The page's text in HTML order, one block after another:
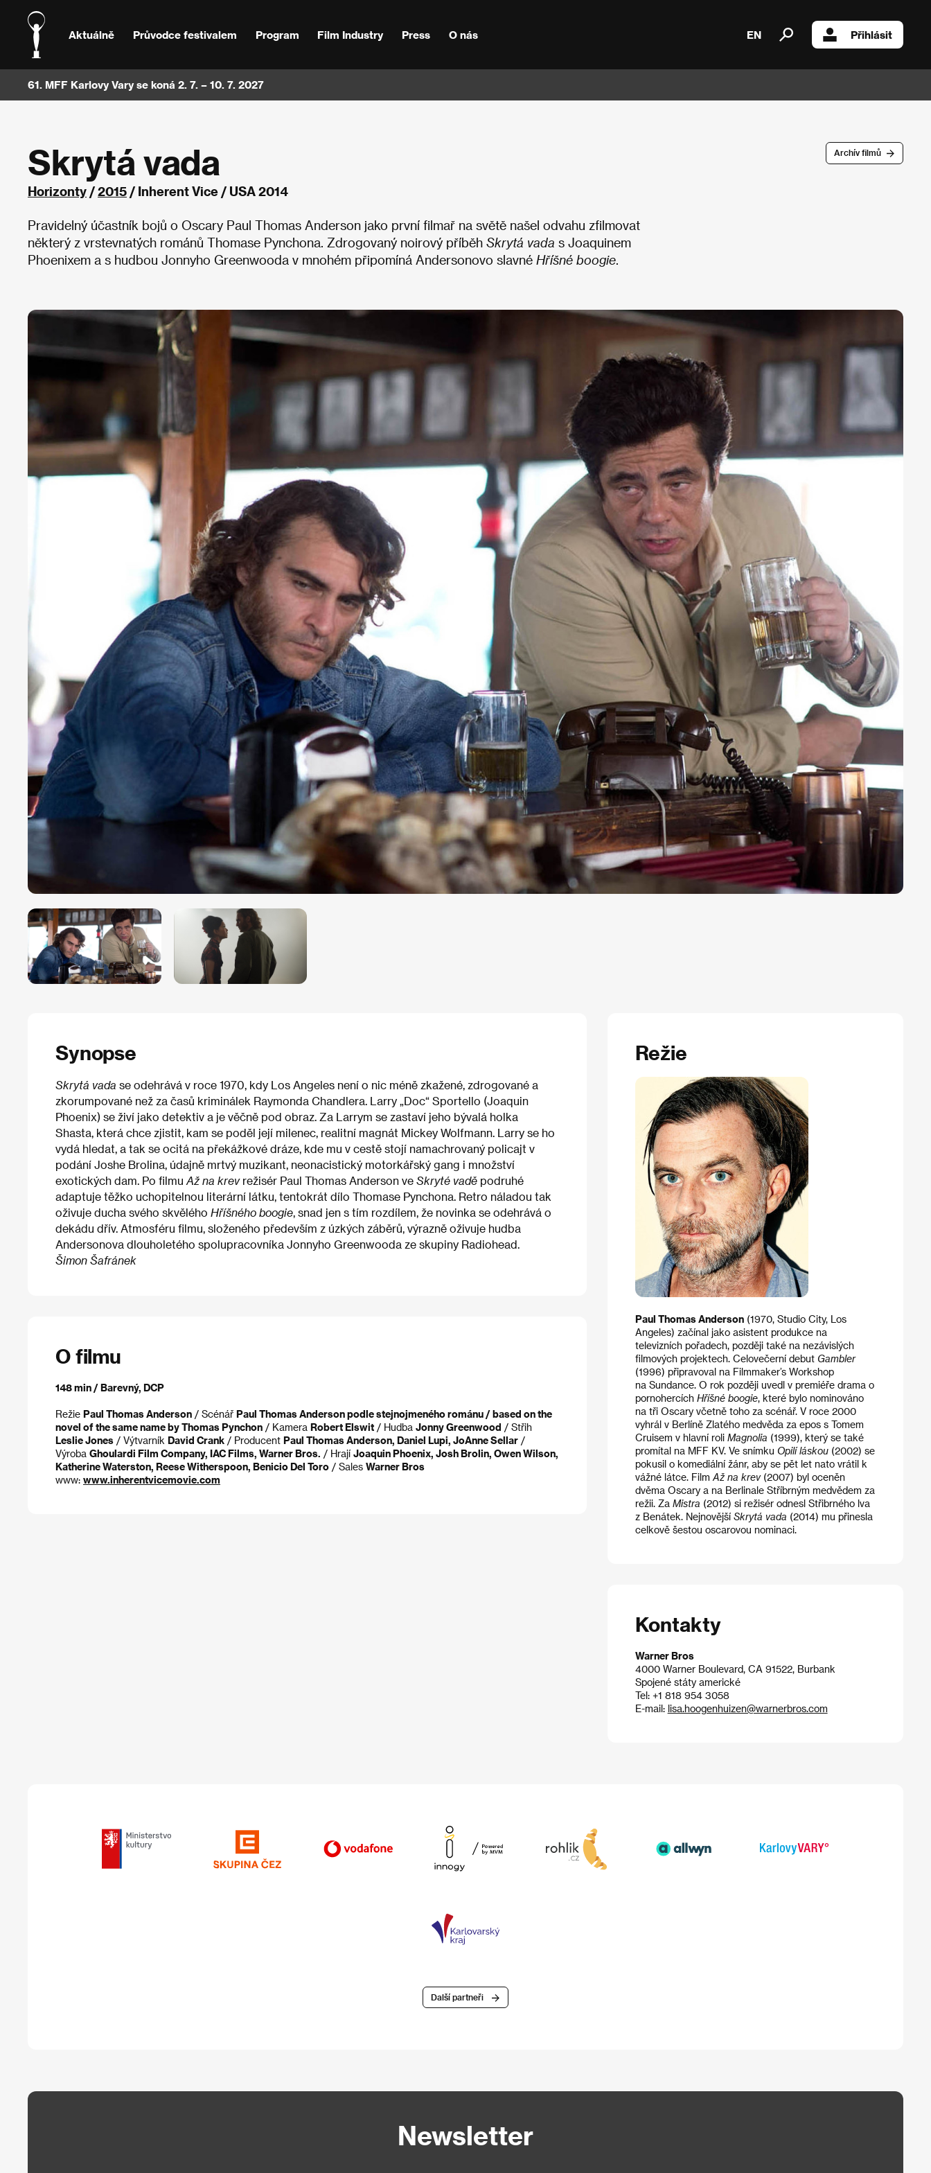
Aktuálně Průvodce festivalem Program Film Industry Press O nás EN Přihlásit
61. MFF Karlovy Vary se koná 2. 7. – 10. 7. 2027
Archív filmů
Skrytá vada
Horizonty /2015 / Inherent Vice / USA 2014
Pravidelný účastník bojů o Oscary Paul Thomas Anderson jako první filmař na světě našel odvahu zfilmovat
některý z vrstevnatých románů Thomase Pynchona. Zdrogovaný noirový příběh Skrytá vada s Joaquinem
Phoenixem a s hudbou Jonnyho Greenwooda v mnohém připomíná Andersonovo slavné Hříšné boogie
Synopse
Skrytá vada se odehrává v roce 1970, kdy Los Angeles není o nic méně zkažené, zdrogované a
zkorumpované než za časů kriminálek Raymonda Chandlera. Larry „Doc“ Sportello (Joaquin
Phoenix) se živí jako detektiv a je věčně pod obraz. Za Larrym se zastaví jeho bývalá holka
Shasta, která chce zjistit, kam se poděl její milenec, realitní magnát Mickey Wolfmann. Larry se ho
vydá hledat, a tak se ocitá na překážkové dráze, kde mu v cestě stojí namachrovaný policajt v
podání Joshe Brolina, údajně mrtvý muzikant, neonacistický motorkářský gang i množství
exotických dam. Po filmu Až na krevrežisér Paul Thomas Anderson ve Skryté vadě podruhé
adaptuje těžko uchopitelnou literární látku, tentokrát dílo Thomase Pynchona. Retro náladou tak
oživuje ducha svého skvělého Hříšného boogie, snad jen s tím rozdílem, že novinka se odehrává o
dekádu dřív. Atmosféru filmu, složeného především z úzkých záběrů, výrazně oživuje hudba
Andersonova dlouholetého spolupracovníka Jonnyho Greenwooda ze skupiny Radiohead.
Šimon Šafránek
O filmu
148 min / Barevný, DCP
Režie Paul Thomas Anderson / Scénář Paul Thomas Anderson podle stejnojmeného románu / based on the
novel of the same name by Thomas Pynchon / Kamera Robert Elswit / Hudba Jonny Greenwood / Střih
Leslie Jones / Výtvarník David Crank / Producent Paul Thomas Anderson, Daniel Lupi, JoAnne Sellar /
Výroba Ghoulardi Film Company, IAC Films, Warner Bros. / Hrají Joaquin Phoenix, Josh Brolin, Owen Wilson,
Katherine Waterston, Reese Witherspoon, Benicio Del Toro / Sales Warner Bros
www: www.inherentvicemovie.com
Režie
Paul Thomas Anderson(1970, Studio City, Los
Angeles) začínal jako asistent produkce na
televizních pořadech, později také na nezávislých
filmových projektech. Celovečerní debut Gambler
(1996) připravoval na Filmmaker’s Workshop
na Sundance. O rok později uvedl v premiéře drama o
pornohercích Hříšné boogie, které bylo nominováno
na tři Oscary včetně toho za scénář. V roce 2000
vyhrál v Berlíně Zlatého medvěda za epos s Tomem
Cruisem v hlavní roli Magnolia (1999), který se také
promítal na MFF KV. Ve snímku Opilí láskou(2002) se
pokusil o komediální žánr, aby se pět let nato vrátil k
vážné látce. Film Až na krev(2007) byl oceněn
dvěma Oscary a na Berlinale Stříbrným medvědem za
režii. Za Mistra (2012) si režisér odnesl Střibrného lva
z Benátek. Nejnovější Skrytá vada (2014) mu přinesla
celkově šestou oscarovou nominaci.
Kontakty
Warner Bros
4000 Warner Boulevard, CA 91522, Burbank
Spojené státy americké
Tel: +1 818 954 3058
E-mail: lisa.hoogenhuizen@warnerbros.com
Další partneři
Newsletter